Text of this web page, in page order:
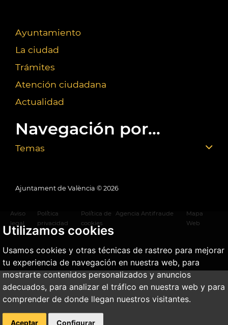
Utilizamos cookies
Usamos cookies y otras técnicas de rastreo para mejorar
tu experiencia de navegación en nuestra web, para
mostrarte contenidos personalizados y anuncios
adecuados, para analizar el tráfico en nuestra web y para
comprender de donde llegan nuestros visitantes.
Aceptar Configurar
Ayuntamiento
La ciudad
Trámites
Atención ciudadana
Actualidad
Navegación por...
Temas
Ajuntament de València © 2026
Aviso
legal
Política
privacidad
Política de
cookies
Agencia Antifraude
Mapa
Web